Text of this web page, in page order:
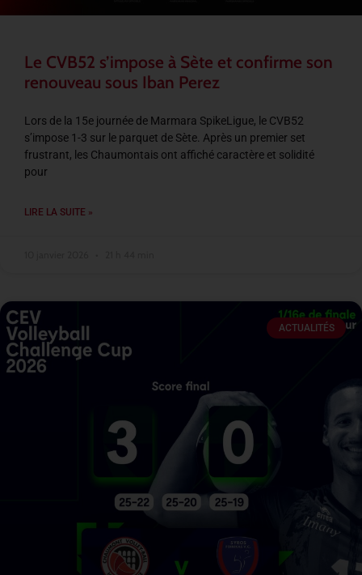
Le CVB52 s’impose à Sète et confirme son
renouveau sous Iban Perez
Lors de la 15e journée de Marmara SpikeLigue, le CVB52
s’impose 1-3 sur le parquet de Sète. Après un premier set
frustrant, les Chaumontais ont affiché caractère et solidité
pour
LIRE LA SUITE »
ACTUALITÉS